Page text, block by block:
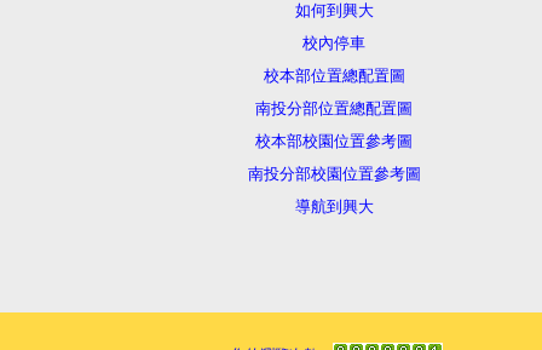
如何到興大
校內停車
校本部位置總配置圖
南投分部位置總配置圖
校本部校園位置參考圖
南投分部校園位置參考圖
導航到興大